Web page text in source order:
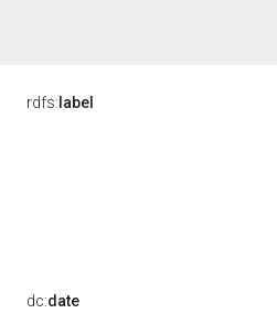
rdfs: label
dc:date